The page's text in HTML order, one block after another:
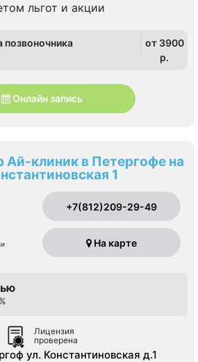
льгот и акции
позвоночника
от 3900
p.
Онлайн запись
Ай-клиник в Петергофе на
1
+7(812)209-29-49
На карте
Лицензия
проверена
ул. Константиновская д.1